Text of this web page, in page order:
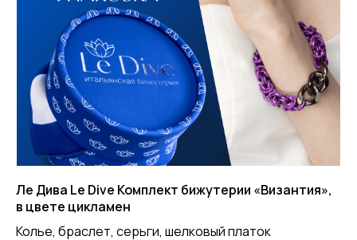
Ле Дива Le Dive Комплект бижутерии «Византия»,
в цвете цикламен
Колье, браслет, серьги, шелковый платок